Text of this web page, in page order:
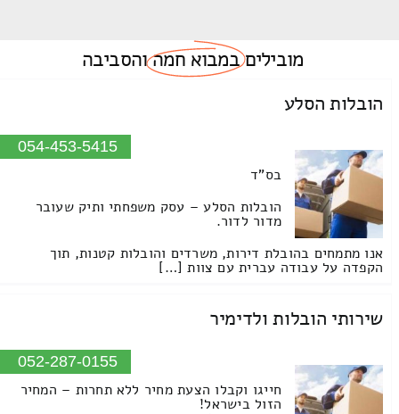
מוביליםבמבוא חמהוהסביבה
הובלות הסלע
054-453-5415
בס"ד
הובלות הסלע – עסק משפחתי ותיק שעובר
מדור לדור.
אנו מתמחים בהובלת דירות, משרדים והובלות קטנות, תוך
הקפדה על עבודה עברית עם צוות […]
שירותי הובלות ולדימיר
052-287-0155
חייגו וקבלו הצעת מחיר ללא תחרות – המחיר
הזול בישראל!